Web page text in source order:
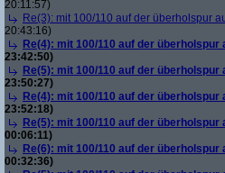
20:11:57)
Re(3): mit 100/110 auf der überholspur
20:43:16)
Re(4): mit 100/110 auf der
23:42:50)
Re(5): mit 100/110 auf der
23:50:27)
Re(4): mit 100/110 auf der
23:52:18)
Re(5): mit 100/110 auf der
00:06:11)
Re(6): mit 100/110 auf der
00:32:36)